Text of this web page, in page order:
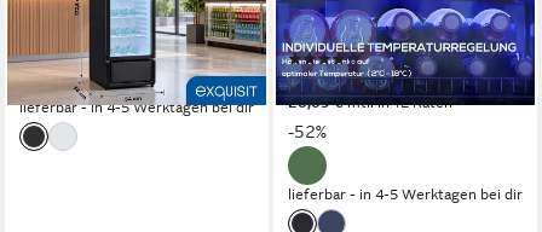
Produktdatenblatt
479,95 € UVP889,00 €
17,22 €mtl. in 36 Raten
-46%
lieferbar - in 4-5 Werktagen bei dir
36 dB(A) Betriebsgeräusch
Produktdatenblatt
(29)
219,99 € UVP459,99 €
20,09 €mtl. in 12 Raten
-52%
lieferbar - in 4-5 Werktagen bei dir